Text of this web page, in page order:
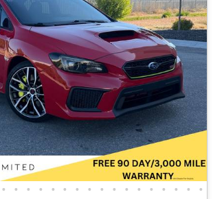
• • • • • • • • • • • • • • • • •